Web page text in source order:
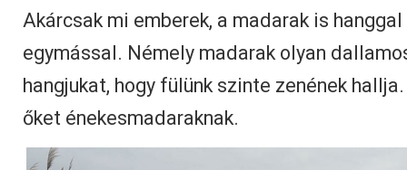
Akárcsak mi emberek, a madarak is
egymással. Némely madarak olyan
hangjukat, hogy fülünk szinte zenének
őket énekesmadaraknak.